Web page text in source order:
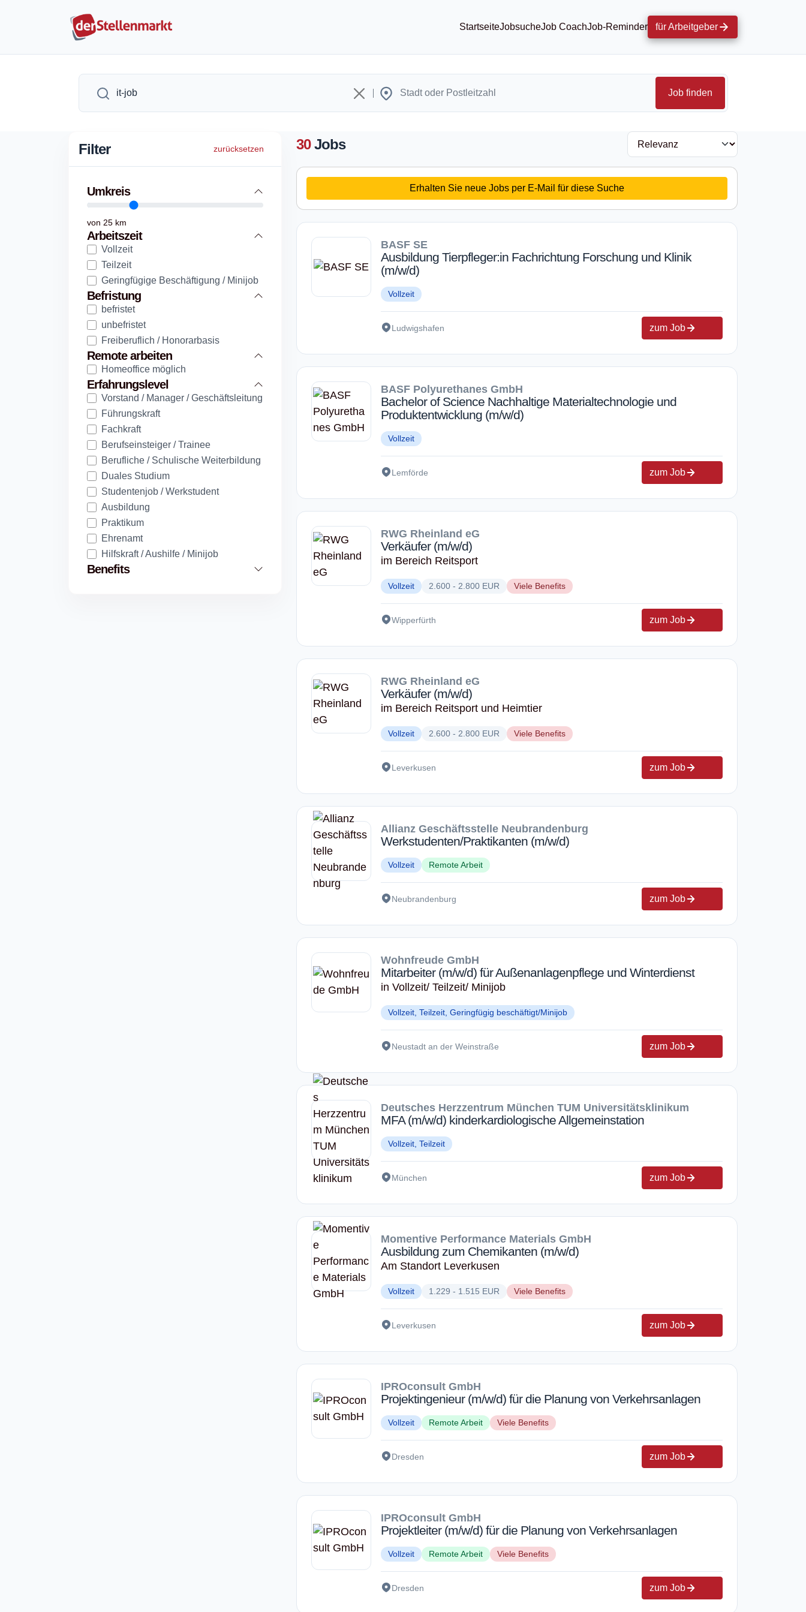
StartseiteJobsucheJob CoachJob-Reminder für Arbeitgeber
Job finden
Filter zurücksetzen
Umkreis
von 25 km
Arbeitszeit
Vollzeit
Teilzeit
Geringfügige Beschäftigung / Minijob
Befristung
befristet
unbefristet
Freiberuflich / Honorarbasis
Remote arbeiten
Homeoffice möglich
Erfahrungslevel
Vorstand / Manager / Geschäftsleitung
Führungskraft
Fachkraft
Berufseinsteiger / Trainee
Berufliche / Schulische Weiterbildung
Duales Studium
Studentenjob / Werkstudent
Ausbildung
Praktikum
Ehrenamt
Hilfskraft / Aushilfe / Minijob
Benefits
30Jobs
Erhalten Sie neue Jobs per E-Mail für diese Suche
BASF SE
Ausbildung Tierpfleger:in Fachrichtung Forschung und Klinik
(m/w/d)
Vollzeit
Ludwigshafen zum Job
BASF Polyurethanes GmbH
Bachelor of Science Nachhaltige Materialtechnologie und
Produktentwicklung (m/w/d)
Vollzeit
Lemförde zum Job
RWG Rheinland eG
Verkäufer (m/w/d)
im Bereich Reitsport
Vollzeit 2.600 - 2.800 EUR Viele Benefits
Wipperfürth zum Job
RWG Rheinland eG
Verkäufer (m/w/d)
im Bereich Reitsport und Heimtier
Vollzeit 2.600 - 2.800 EUR Viele Benefits
Leverkusen zum Job
Allianz Geschäftsstelle Neubrandenburg
Werkstudenten/Praktikanten (m/w/d)
Vollzeit Remote Arbeit
Neubrandenburg zum Job
Wohnfreude GmbH
Mitarbeiter (m/w/d) für Außenanlagenpflege und Winterdienst
in Vollzeit/ Teilzeit/ Minijob
Vollzeit, Teilzeit, Geringfügig beschäftigt/Minijob
Neustadt an der Weinstraße zum Job
Deutsches Herzzentrum München TUM Universitätsklinikum
MFA (m/w/d) kinderkardiologische Allgemeinstation
Vollzeit, Teilzeit
München zum Job
Momentive Performance Materials GmbH
Ausbildung zum Chemikanten (m/w/d)
Am Standort Leverkusen
Vollzeit 1.229 - 1.515 EUR Viele Benefits
Leverkusen zum Job
IPROconsult GmbH
Projektingenieur (m/w/d) für die Planung von Verkehrsanlagen
Vollzeit Remote Arbeit Viele Benefits
Dresden zum Job
IPROconsult GmbH
Projektleiter (m/w/d) für die Planung von Verkehrsanlagen
Vollzeit Remote Arbeit Viele Benefits
Dresden zum Job